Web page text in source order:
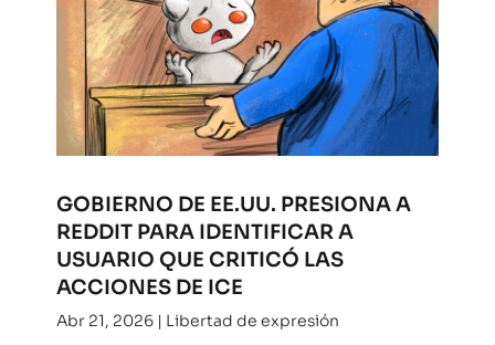
GOBIERNO DE EE.UU. PRESIONA A
REDDIT PARA IDENTIFICAR A
USUARIO QUE CRITICÓ LAS
ACCIONES DE ICE
Abr 21, 2026| Libertad de expresión